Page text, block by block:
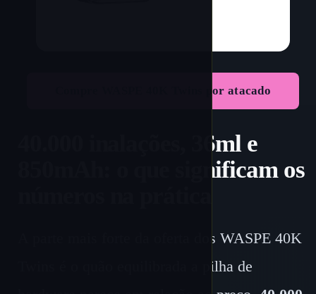
Compre WASPE 40K Twins por atacado
40.000 inalações, 36ml e
850mAh: o que significam os
A parte mais forte da oferta dos WASPE 40K
Twins é o quão equilibrada a pilha de